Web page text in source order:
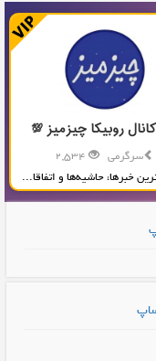
کانال روبیکا چیزمیز 💯
سرگرمی
خبرها، حاشیه‌ها و اتفاقا...